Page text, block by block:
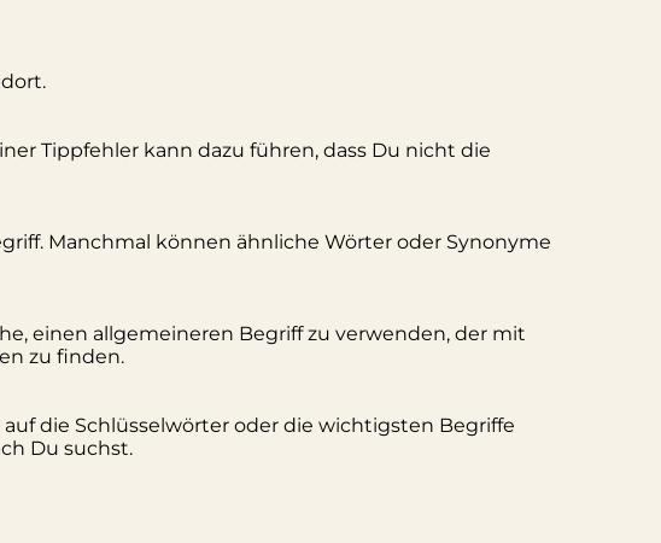
Tippfehler kann dazu führen, dass Du nicht die
Manchmal können ähnliche Wörter oder Synonyme
einen allgemeineren Begriff zu verwenden, der mit
zu finden.
die Schlüsselwörter oder die wichtigsten Begriffe
Du suchst.